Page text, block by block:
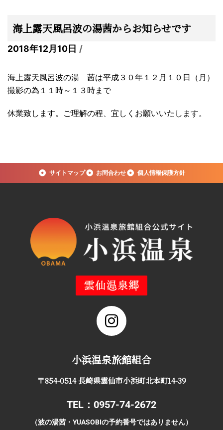
海上露天風呂波の湯茜からお知らせです
2018年12月10日
海上露天風呂波の湯 茜は平成３０年１２月１０日（月）
撮影の為１１時～１３時まで
休業致します。ご理解の程、宜しくお願いいたします。
サイトマップ お問合わせ 個人情報保護方針
小浜温泉旅館組合
〒854-0514 長崎県雲仙市小浜町北本町14-39
TEL：0957-74-2672
（波の湯茜・YUASOBIの予約番号ではありません）